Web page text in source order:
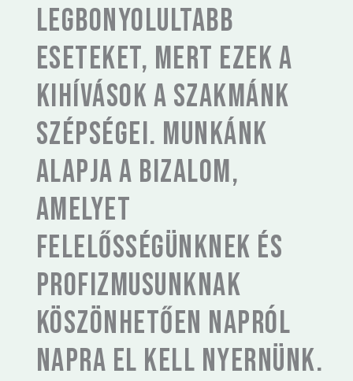
legbonyolultabb
eseteket, mert ezek a
kihívások a szakmánk
szépségei. Munkánk
alapja a bizalom,
amelyet
felelősségünknek és
profizmusunknak
köszönhetően napról
napra el kell nyernünk.